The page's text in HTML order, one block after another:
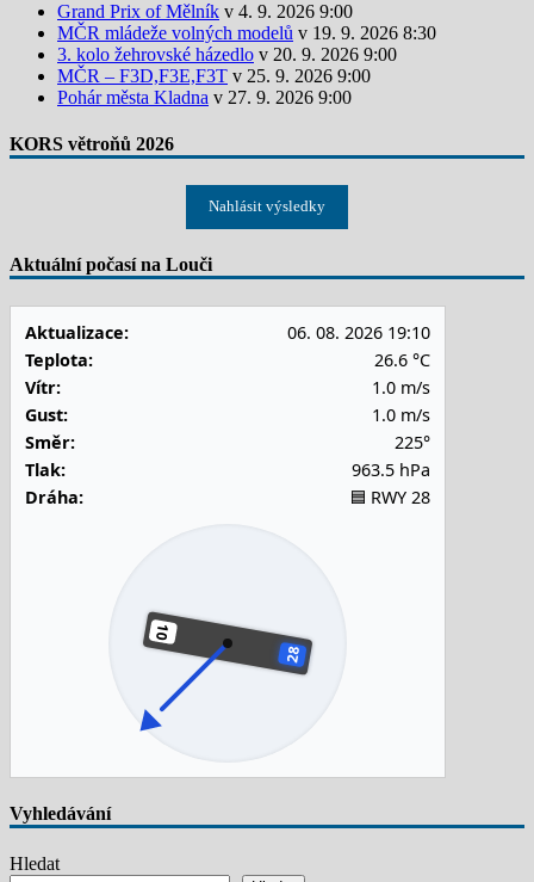
Grand Prix of Mělník v 4. 9. 2026 9:00
MČR mládeže volných modelů v 19. 9. 2026 8:30
3. kolo žehrovské házedlo v 20. 9. 2026 9:00
MČR – F3D,F3E,F3T v 25. 9. 2026 9:00
Pohár města Kladna v 27. 9. 2026 9:00
KORS větroňů 2026
Nahlásit výsledky
Aktuální počasí na Louči
Aktualizace:
06. 08. 2026 19:10
Teplota:
26.6 °C
Vítr:
1.0 m/s
Gust:
1.0 m/s
Směr:
225°
Tlak:
963.5 hPa
Dráha:
🟦 RWY 28
Vyhledávání
Hledat